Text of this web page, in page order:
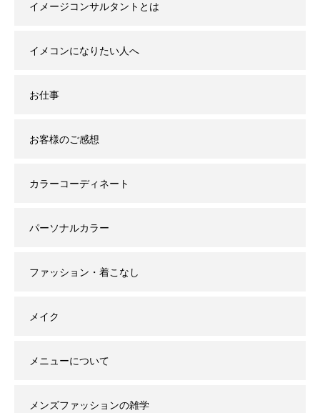
イメージコンサルタントとは
イメコンになりたい人へ
お仕事
お客様のご感想
カラーコーディネート
パーソナルカラー
ファッション・着こなし
メイク
メニューについて
メンズファッションの雑学